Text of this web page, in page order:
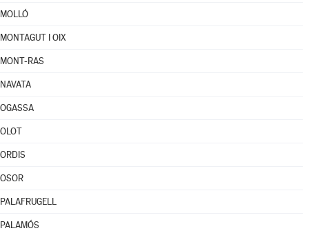
MOLLÓ
MONTAGUT I OIX
MONT-RAS
NAVATA
OGASSA
OLOT
ORDIS
OSOR
PALAFRUGELL
PALAMÓS